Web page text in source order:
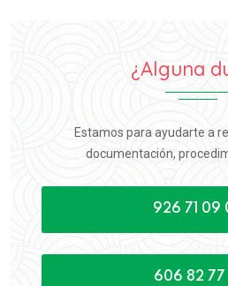
¿Alguna
Estamos para ayudarte a
documentación,
926 71 09
606 82 77